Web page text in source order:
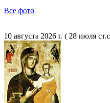
Все фото
10 августа 2026 г. ( 28 июля